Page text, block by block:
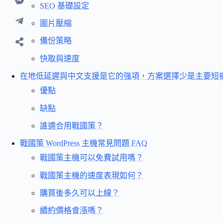
SEO 基礎設定
圖片壓縮
備份策略
快取與速度
在地低延遲與中文支援是它的強項，方案選擇少是主要短
優點
缺點
誰適合用戰國策？
戰國策 WordPress 主機常見問題 FAQ
戰國策主機可以免費試用嗎？
戰國策主機的速度表現如何？
購買後多久可以上線？
續約價格會漲嗎？